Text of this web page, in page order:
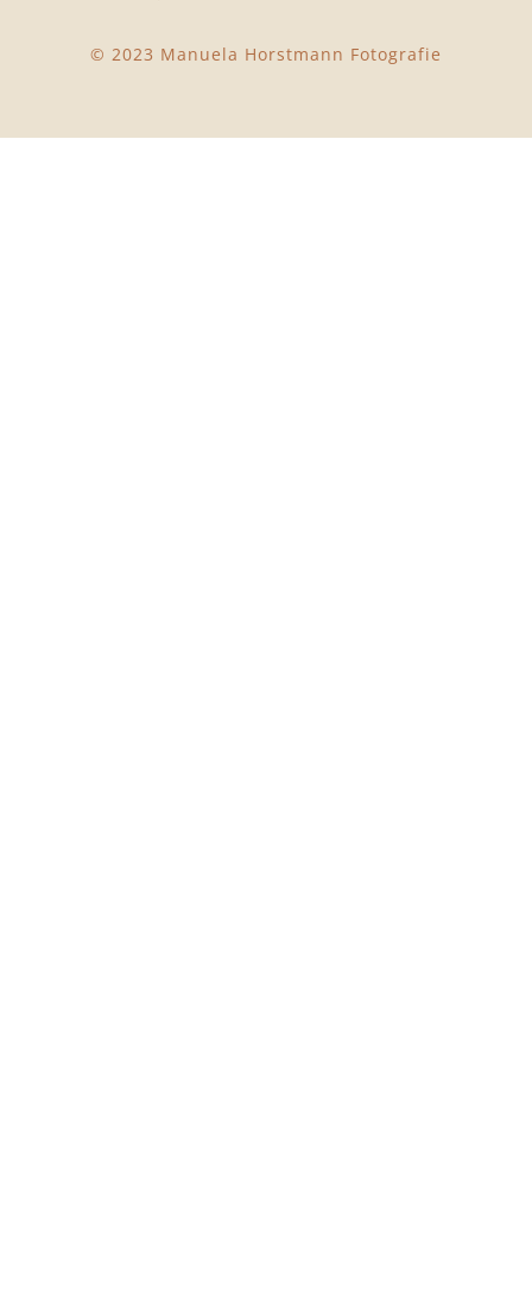
© 2023 Manuela Horstmann Fotografie